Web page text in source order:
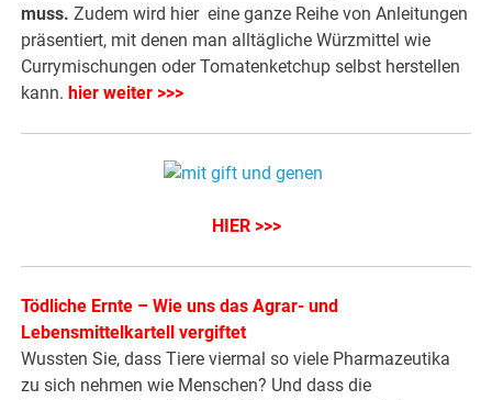
muss. Zudem wird hier eine ganze Reihe von Anleitungen
präsentiert, mit denen man alltägliche Würzmittel wie
Currymischungen oder Tomatenketchup selbst herstellen
kann. hier weiter >>>
HIER >>>
Tödliche Ernte – Wie uns das Agrar- und
Lebensmittelkartell vergiftet
Wussten Sie, dass Tiere viermal so viele Pharmazeutika
zu sich nehmen wie Menschen? Und dass die